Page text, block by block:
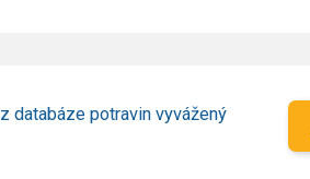
databáze potravin vyvážený